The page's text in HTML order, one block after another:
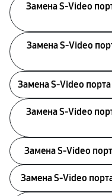
Замена S-Video
Замена S-Video
Замена S-Video
Замена S-Video
Замена S-Video
Замена S-Video